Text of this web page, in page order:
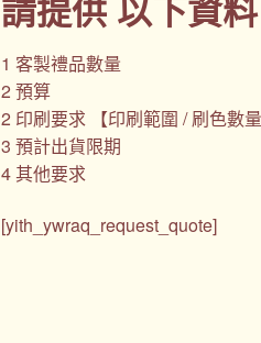
1 客製禮品數量
2 預算
2 印刷要求 【印刷範圍 / 刷色數
3 預計出貨限期
4 其他要求
[yith_ywraq_request_quote]